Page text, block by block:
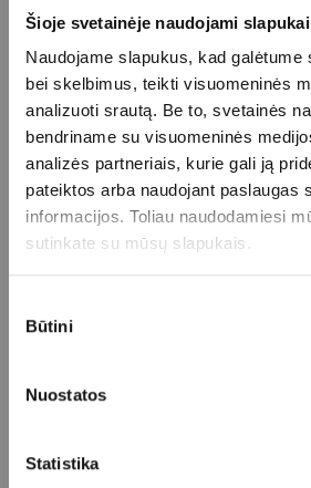
Šioje svetainėje naudojami slapukai
Naudojame slapukus, kad galėtume
bei skelbimus, teikti visuomeninės
analizuoti srautą. Be to, svetainės
bendriname su visuomeninės
analizės partneriais, kurie gali ją
pateiktos arba naudojant paslaugas
informacijos. Toliau naudodamiesi
sutinkate su mūsų slapukais.
pasirinkimas
Būtini
Nuostatos
Statistika
zonoje
99 €
Švelnus frakcinis odos
129 €
Švelnus frakcinis odos
lūpas 99 €
Švelnus frakcinis odos
srityje 139 €
Švelnus frakcinis odos
srityje 129 €
Švelnus frakcinis odos
Švelnus frakcinis odos
srityje
srityje
129 €
Švelnus frakcinis odos
Švelnus frakcinis odos